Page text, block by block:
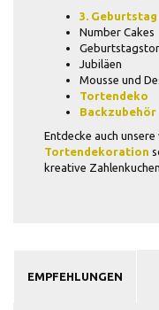
3. Geburtstag
Number Cakes
Jubiläen
Mousse und
Tortendeko
Backzubehör
Entdecke auch
Tortendekoration
kreative
EMPFEHLUNGEN